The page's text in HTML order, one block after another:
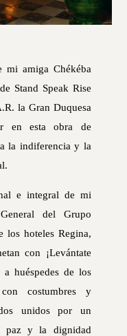
mi amiga Chékéba
Stand Speak Rise
la Gran Duquesa
en esta obra de
la indiferencia y la
e integral de mi
del Grupo
los hoteles Regina,
con ¡Levántate
huéspedes de los
costumbres y
unidos por un
paz y la dignidad